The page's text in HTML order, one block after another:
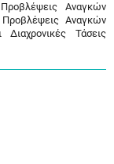
Αναγκών
Αναγκών
Τάσεις